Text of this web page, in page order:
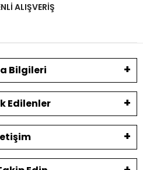
ALIŞVERİŞ
Bilgileri
Edilenler